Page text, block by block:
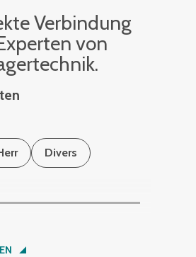
Ver­bin­dung
von
Divers